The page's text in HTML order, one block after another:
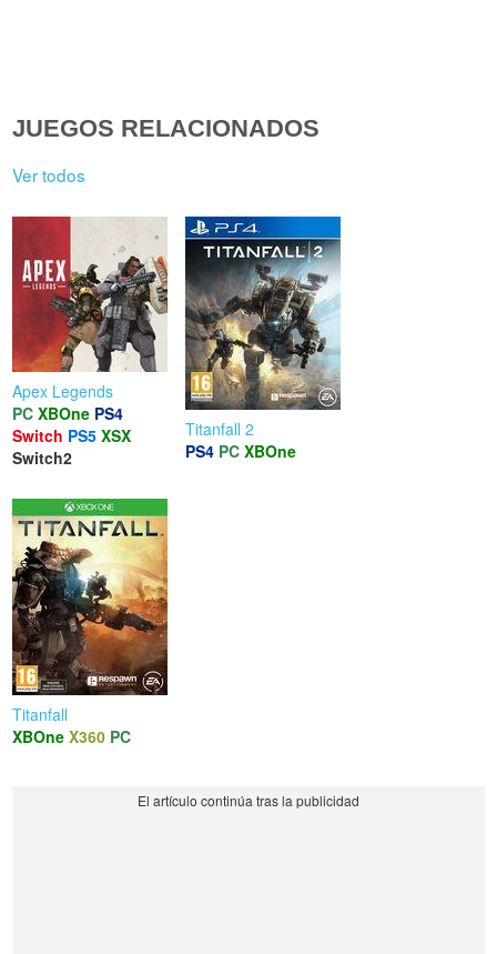
JUEGOS RELACIONADOS
Ver todos
Apex Legends
PC XBOne PS4
Switch PS5 XSX
Switch2
Titanfall 2
PS4 PC XBOne
Titanfall
XBOne X360 PC